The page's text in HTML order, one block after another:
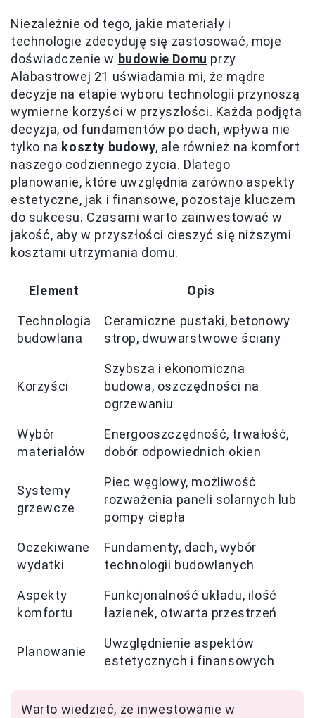
Niezależnie od tego, jakie materiały i
technologie zdecyduję się zastosować, moje
doświadczenie w budowie Domu przy
Alabastrowej 21 uświadamia mi, że mądre
decyzje na etapie wyboru technologii przynoszą
wymierne korzyści w przyszłości. Każda podjęta
decyzja, od fundamentów po dach, wpływa nie
tylko na koszty budowy, ale również na komfort
naszego codziennego życia. Dlatego
planowanie, które uwzględnia zarówno aspekty
estetyczne, jak i finansowe, pozostaje kluczem
do sukcesu. Czasami warto zainwestować w
jakość, aby w przyszłości cieszyć się niższymi
kosztami utrzymania domu.
Element Opis
Technologia
budowlana
Ceramiczne pustaki, betonowy
strop, dwuwarstwowe ściany
Korzyści
Szybsza i ekonomiczna
budowa, oszczędności na
ogrzewaniu
Wybór
materiałów
Energooszczędność, trwałość,
dobór odpowiednich okien
Systemy
grzewcze
Piec węglowy, możliwość
rozważenia paneli solarnych lub
pompy ciepła
Oczekiwane
wydatki
Fundamenty, dach, wybór
technologii budowlanych
Aspekty
komfortu
Funkcjonalność układu, ilość
łazienek, otwarta przestrzeń
Planowanie
Uwzględnienie aspektów
estetycznych i finansowych
Warto wiedzieć, że inwestowanie w